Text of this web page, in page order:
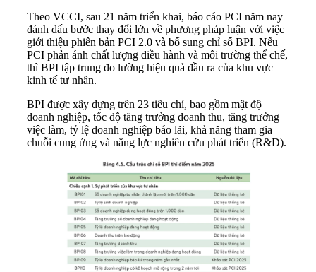
Theo VCCI, sau 21 năm triển khai, báo cáo PCI năm nay
đánh dấu bước thay đổi lớn về phương pháp luận với việc
giới thiệu phiên bản PCI 2.0 và bổ sung chỉ số BPI. Nếu
PCI phản ánh chất lượng điều hành và môi trường thể chế,
thì BPI tập trung đo lường hiệu quả đầu ra của khu vực
kinh tế tư nhân.
BPI được xây dựng trên 23 tiêu chí, bao gồm mật độ
doanh nghiệp, tốc độ tăng trưởng doanh thu, tăng trưởng
việc làm, tỷ lệ doanh nghiệp báo lãi, khả năng tham gia
chuỗi cung ứng và năng lực nghiên cứu phát triển (R&D).